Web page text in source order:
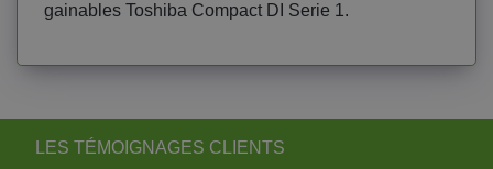
gainables Toshiba Compact DI Serie 1.
LES TÉMOIGNAGES CLIENTS